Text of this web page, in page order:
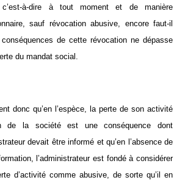
c’est-à-dire à tout moment et de manière
sauf révocation abusive, encore faut-il
de cette révocation ne dépasse
du mandat social.
donc qu’en l’espèce, la perte de son activité
de la société est une conséquence dont
devait être informé et qu’en l’absence de
l’administrateur est fondé à considérer
d’activité comme abusive, de sorte qu’il en